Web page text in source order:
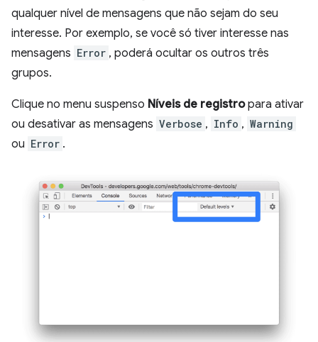
qualquer nível de mensagens que não sejam do seu
interesse. Por exemplo, se você só tiver interesse nas
mensagens Error , poderá ocultar os outros três
grupos.
Clique no menu suspenso Níveis de registropara ativar
ou desativar as mensagens Verbose , Info , Warning
ou Error .